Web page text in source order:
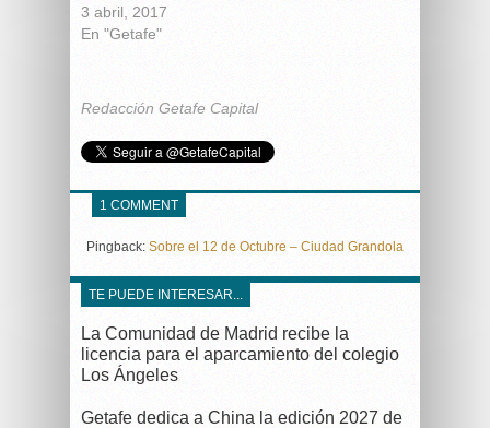
3 abril, 2017
En "Getafe"
Redacción Getafe Capital
1 COMMENT
Pingback: Sobre el 12 de Octubre – Ciudad Grandola
TE PUEDE INTERESAR...
La Comunidad de Madrid recibe la
licencia para el aparcamiento del colegio
Los Ángeles
Getafe dedica a China la edición 2027 de